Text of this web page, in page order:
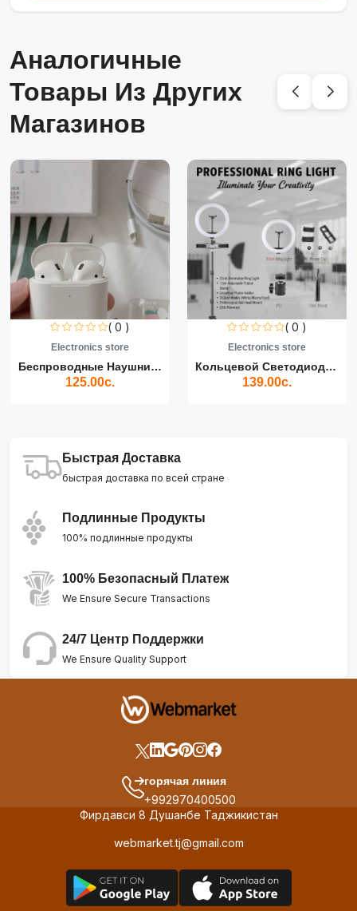
Аналогичные
Товары Из Других
Магазинов
( 0 )
Electronics store
Беспроводные Наушники Air...
125.00с.
( 0 )
Electronics store
Кольцевой Светодиодный Св...
139.00с.
Быстрая Доставка
быстрая доставка по всей стране
Подлинные Продукты
100% подлинные продукты
100% Безопасный Платеж
We Ensure Secure Transactions
24/7 Центр Поддержки
We Ensure Quality Support
горячая линия
+992970400500
Фирдавси 8 Душанбе Таджикистан
webmarket.tj@gmail.com